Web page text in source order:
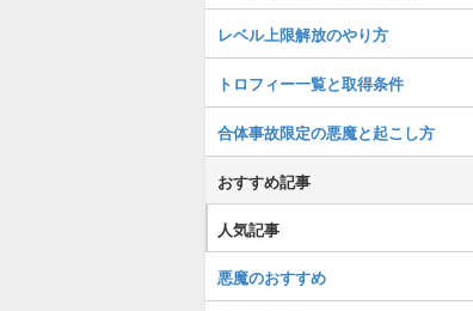
レベル上限解放のやり方
トロフィー一覧と取得条件
合体事故限定の悪魔と起こし方
おすすめ記事
人気記事
悪魔のおすすめ